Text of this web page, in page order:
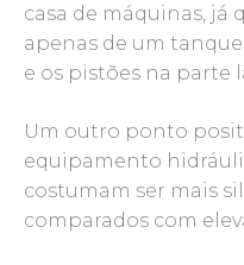
casa de máquinas, já
apenas de um
e os pistões na parte
Um outro ponto
equipamento
costumam ser mais
comparados com